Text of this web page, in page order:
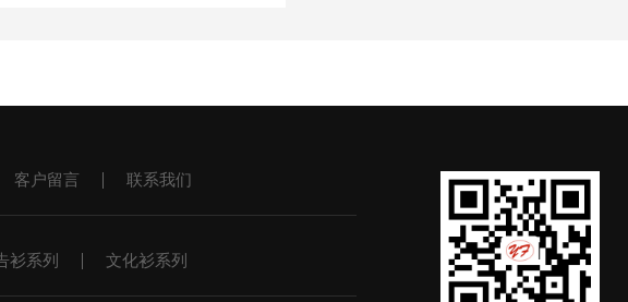
客户留言 联系我们
衫系列 文化衫系列